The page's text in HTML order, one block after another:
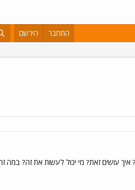
התחבר הירשם
עושים זאת? מי יכול לעשות את זה? במה